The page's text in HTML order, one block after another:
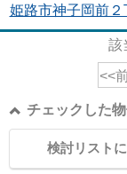
姫路市神子岡前
該
<<
チェックした
検討リスト